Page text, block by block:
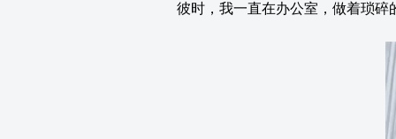
彼时，我一直在办公室，做着琐